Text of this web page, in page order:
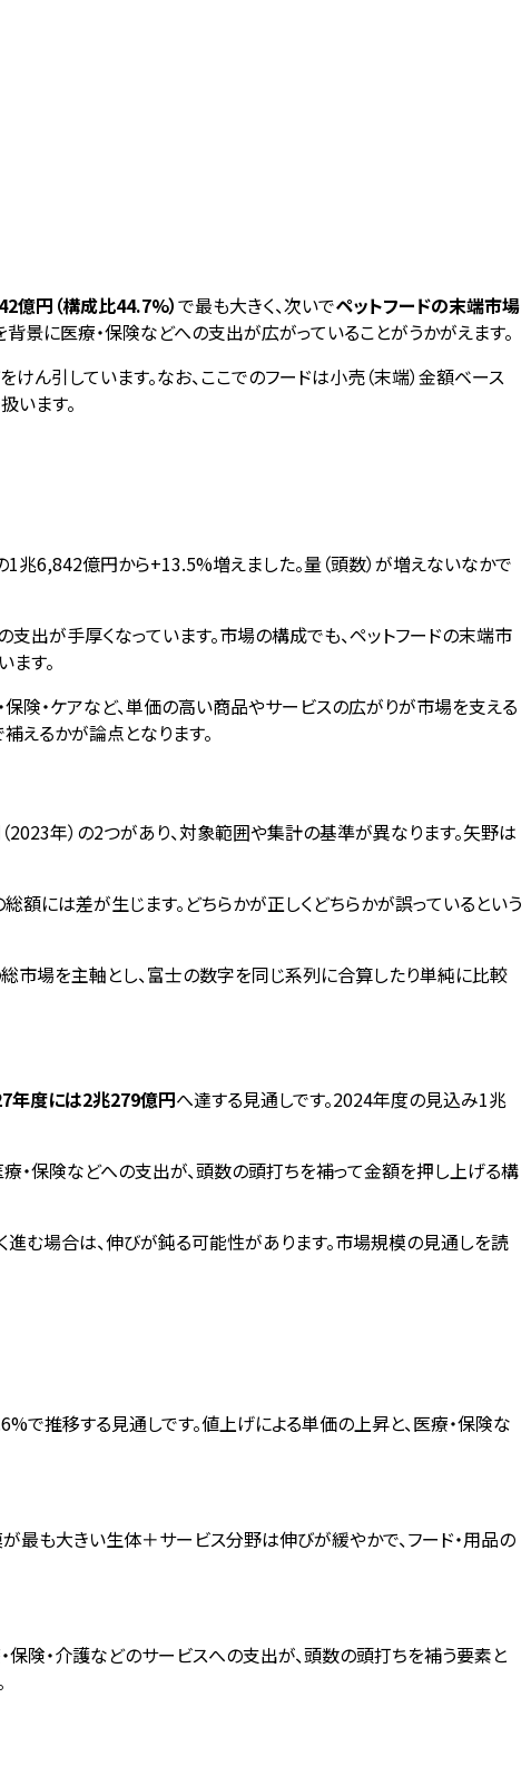
円（構成比44.7%）で最も大きく、次いでペットフードの末端市場
景に医療・保険などへの支出が広がっていることがうかがえます。
ん引しています。なお、ここでのフードは小売（末端）金額ベース
います。
1兆6,842億円から+13.5%増えました。量（頭数）が増えないなかで
出が手厚くなっています。市場の構成でも、ペットフードの末端市
す。
険・ケアなど、単価の高い商品やサービスの広がりが市場を支える
えるかが論点となります。
（2023年）の2つがあり、対象範囲や集計の基準が異なります。矢野は
額には差が生じます。どちらかが正しくどちらかが誤っているという
市場を主軸とし、富士の数字を同じ系列に合算したり単純に比較
年度には2兆279億円へ達する見通しです。2024年度の見込み1兆
・保険などへの支出が、頭数の頭打ちを補って金額を押し上げる構
む場合は、伸びが鈍る可能性があります。市場規模の見通しを読
推移する見通しです。値上げによる単価の上昇と、医療・保険な
最も大きい生体＋サービス分野は伸びが緩やかで、フード・用品の
険・介護などのサービスへの支出が、頭数の頭打ちを補う要素と